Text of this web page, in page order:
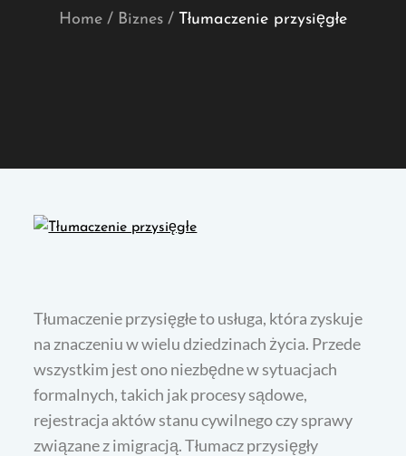
Home Biznes Tłumaczenie przysięgłe
Tłumaczenie przysięgłe to usługa, która zyskuje
na znaczeniu w wielu dziedzinach życia. Przede
wszystkim jest ono niezbędne w sytuacjach
formalnych, takich jak procesy sądowe,
rejestracja aktów stanu cywilnego czy sprawy
związane z imigracją. Tłumacz przysięgły